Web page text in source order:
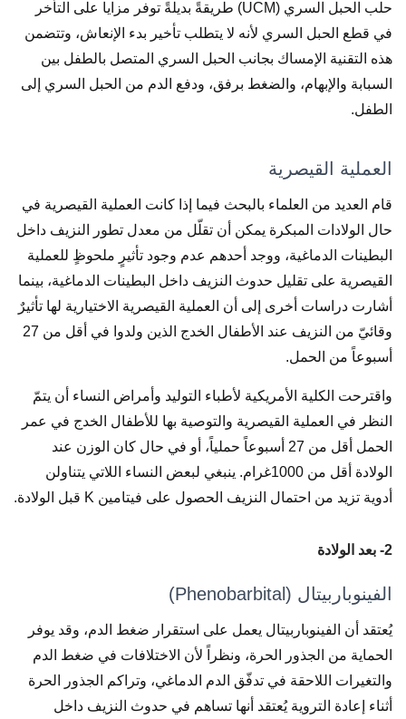
حلب الحبل السري (UCM) طريقةً بديلةً توفر مزايا على التأخر
في قطع الحبل السري لأنه لا يتطلب تأخير بدء الإنعاش، وتتضمن
هذه التقنية الإمساك بجانب الحبل السري المتصل بالطفل بين
السبابة والإبهام، والضغط برفق، ودفع الدم من الحبل السري إلى
الطفل.
العملية القيصرية
قام العديد من العلماء بالبحث فيما إذا كانت العملية القيصرية في
حال الولادات المبكرة يمكن أن تقلّل من معدل تطور النزيف داخل
البطينات الدماغية، ووجد أحدهم عدم وجود تأثيرٍ ملحوظٍ للعملية
القيصرية على تقليل حدوث النزيف داخل البطينات الدماغية، بينما
أشارت دراسات أخرى إلى أن العملية القيصرية الاختيارية لها تأثيرٌ
وقائيّ من النزيف عند الأطفال الخدج الذين ولدوا في أقل من 27
أسبوعاً من الحمل.
واقترحت الكلية الأمريكية لأطباء التوليد وأمراض النساء أن يتمّ
النظر في العملية القيصرية والتوصية بها للأطفال الخدج في عمر
الحمل أقل من 27 أسبوعاً حملياً، أو في حال كان الوزن عند
الولادة أقل من 1000غرام. ينبغي لبعض النساء اللاتي يتناولن
أدوية تزيد من احتمال النزيف الحصول على فيتامين K قبل الولادة.
2- بعد الولادة
الفينوباربيتال (Phenobarbital)
يُعتقد أن الفينوباربيتال يعمل على استقرار ضغط الدم، وقد يوفر
الحماية من الجذور الحرة، ونظراً لأن الاختلافات في ضغط الدم
والتغيرات اللاحقة في تدفّق الدم الدماغي، وتراكم الجذور الحرة
أثناء إعادة التروية يُعتقد أنها تساهم في حدوث النزيف داخل